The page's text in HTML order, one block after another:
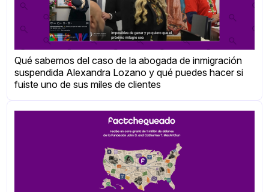
Qué sabemos del caso de la abogada de inmigración
suspendida Alexandra Lozano y qué puedes hacer si
fuiste uno de sus miles de clientes